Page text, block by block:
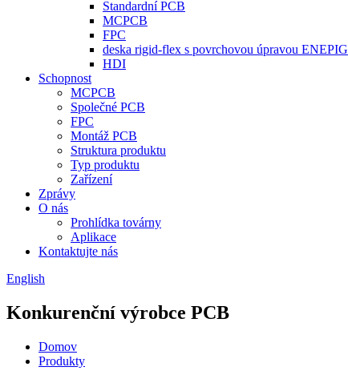
Standardní PCB
MCPCB
FPC
deska rigid-flex s povrchovou úpravou ENEPIG
HDI
Schopnost
MCPCB
Společné PCB
FPC
Montáž PCB
Struktura produktu
Typ produktu
Zařízení
Zprávy
O nás
Prohlídka továrny
Aplikace
Kontaktujte nás
English
Konkurenční výrobce PCB
Domov
Produkty